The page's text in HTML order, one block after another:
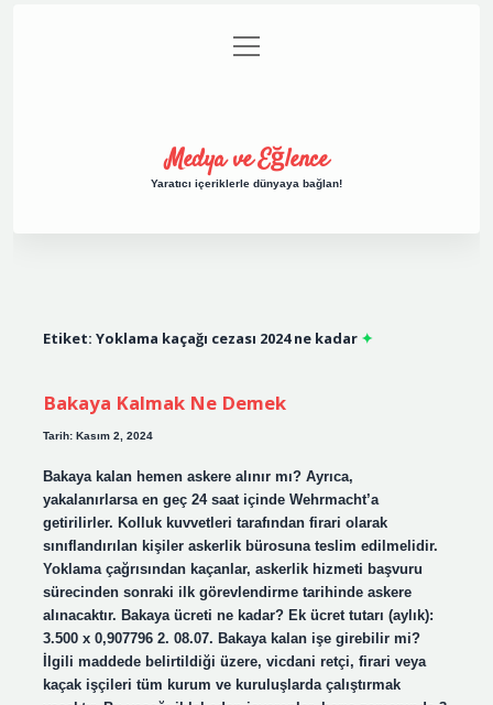
Gizlilik Politikası
menüyü
aç
Medya ve Eğlence
Yaratıcı içeriklerle dünyaya bağlan!
Etiket: Yoklama kaçağı cezası 2024 ne kadar
Bakaya Kalmak Ne Demek
Tarih: Kasım 2, 2024
Bakaya kalan hemen askere alınır mı? Ayrıca,
yakalanırlarsa en geç 24 saat içinde Wehrmacht’a
getirilirler. Kolluk kuvvetleri tarafından firari olarak
sınıflandırılan kişiler askerlik bürosuna teslim edilmelidir.
Yoklama çağrısından kaçanlar, askerlik hizmeti başvuru
sürecinden sonraki ilk görevlendirme tarihinde askere
alınacaktır. Bakaya ücreti ne kadar? Ek ücret tutarı (aylık):
3.500 x 0,907796 2. 08.07. Bakaya kalan işe girebilir mi?
İlgili maddede belirtildiği üzere, vicdani retçi, firari veya
kaçak işçileri tüm kurum ve kuruluşlarda çalıştırmak